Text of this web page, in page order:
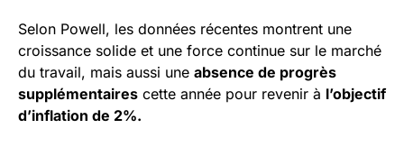
Selon Powell, les données récentes montrent une
croissance solide et une force continue sur le marché
du travail, mais aussi une absence de progrès
supplémentaires cette année pour revenir à l’objectif
d’inflation de 2%.